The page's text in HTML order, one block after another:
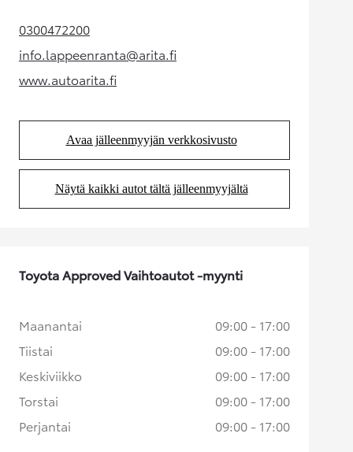
0300472200(Aukeaa uudessa välilehdessä)
info.lappeenranta@arita.fi(Aukeaa uudessa välilehdessä)
www.autoarita.fi(Aukeaa uudessa välilehdessä)
Avaa jälleenmyyjän verkkosivusto
(Aukeaa uudessa välilehdessä)
Näytä kaikki autot tältä jälleenmyyjältä
(Aukeaa uudessa välilehdessä)
Toyota Approved Vaihtoautot -myynti
Maanantai
09:00 - 17:00
Tiistai
09:00 - 17:00
Keskiviikko
09:00 - 17:00
Torstai
09:00 - 17:00
Perjantai
09:00 - 17:00